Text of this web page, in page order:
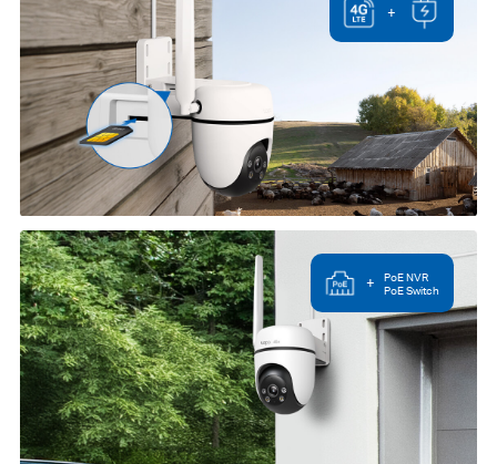
+
+
PoE NVR
PoE Switch